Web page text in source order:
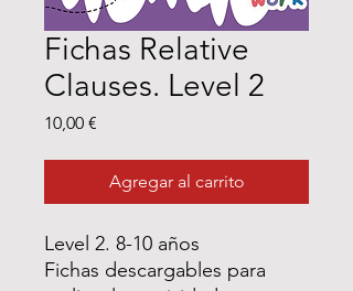
Fichas Relative
Clauses. Level 2
10,00 €
Agregar al carrito
Level 2. 8-10 años
Fichas descargables para